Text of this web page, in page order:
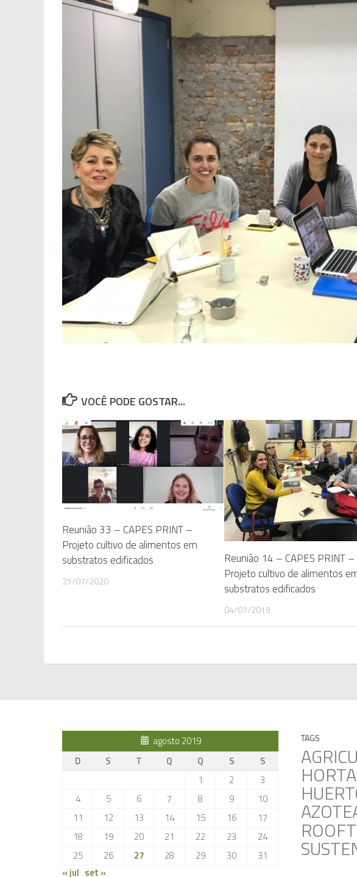
VOCÊ PODE GOSTAR...
Reunião 33 – CAPES PRINT –
Projeto cultivo de alimentos em
substratos edificados
21/07/2020
Reunião 14 – CAPES PRINT –
Projeto cultivo de alimentos
substratos edificados
04/07/2019
agosto 2019
D
S T Q Q S
S
1
2
3
4
5 6 7 8 9
10
11
12 13 14 15 16
17
18
19 20 21 22 23
24
25
26 27 28 29 30
31
« jul set »
TAGS